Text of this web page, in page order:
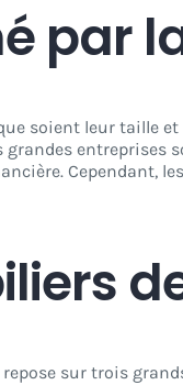
par la
soient leur
entreprises
Cependant,
sur trois